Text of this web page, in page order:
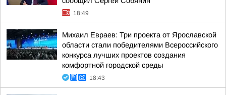
18:49
Михаил Евраев: Три проекта от Ярославской
области стали победителями Всероссийского
конкурса лучших проектов создания
комфортной городской среды
18:43